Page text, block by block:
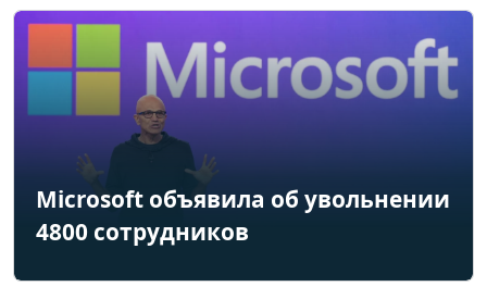
Microsoft объявила об увольнении
4800 сотрудников